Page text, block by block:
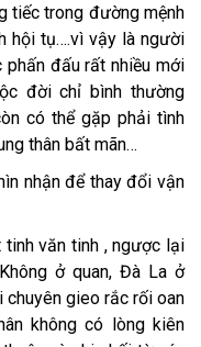
tiếc trong đường mệnh
hội tụ….vì vậy là người
đấu rất nhiều mới
đời chỉ bình thường
có thể gặp phải tình
thân bất mãn…
nhận để thay đổi vận
tinh văn tinh , ngược lại
ở quan, Đà La ở
chuyên gieo rắc rối oan
không có lòng kiên